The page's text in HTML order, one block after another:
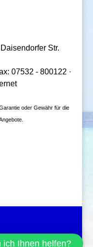
Str.
07532 - 800122 ·
oder Gewähr für die
von Eisenhart-
ich Ihnen helfen?